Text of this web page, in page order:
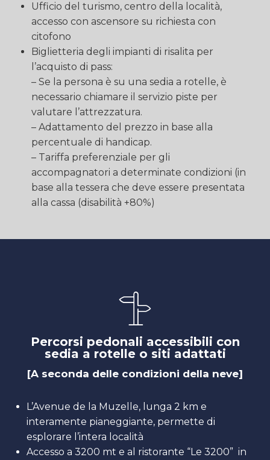
Ufficio del turismo, centro della località,
accesso con ascensore su richiesta con
citofono
Biglietteria degli impianti di risalita per
l’acquisto di pass:
– Se la persona è su una sedia a rotelle, è
necessario chiamare il servizio piste per
valutare l’attrezzatura.
– Adattamento del prezzo in base alla
percentuale di handicap.
– Tariffa preferenziale per gli
accompagnatori a determinate condizioni (in
base alla tessera che deve essere presentata
alla cassa (disabilità +80%)
Percorsi pedonali accessibili con
sedia a rotelle o siti adattati
[A seconda delle condizioni della neve]
L’Avenue de la Muzelle, lunga 2 km e
interamente pianeggiante, permette di
esplorare l’intera località
Accesso a 3200 mt e al ristorante “Le 3200” in